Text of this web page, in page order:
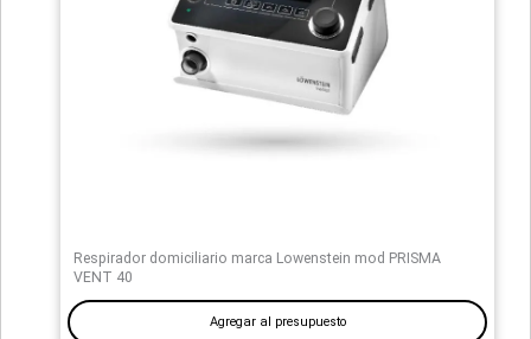
Respirador domiciliario marca Lowenstein mod PRISMA
VENT 40
Agregar al presupuesto